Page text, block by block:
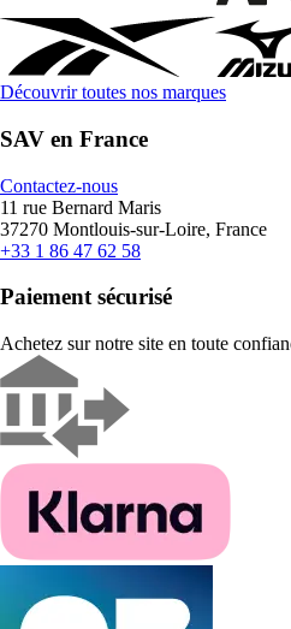
Découvrir toutes nos marques
SAV en France
Contactez-nous
11 rue Bernard Maris
37270 Montlouis-sur-Loire, France
+33 1 86 47 62 58
Paiement sécurisé
Achetez sur notre site en toute